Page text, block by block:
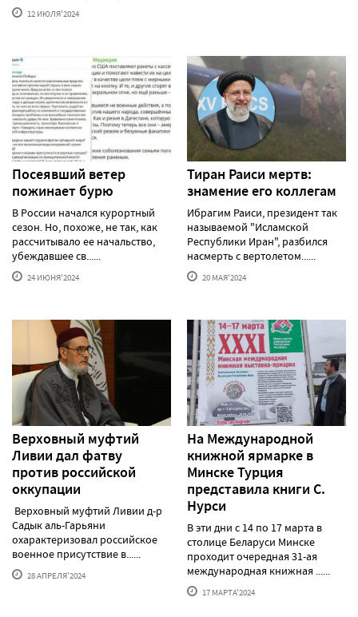
12 ИЮЛЯ'2024
Посеявший ветер
пожинает бурю
В России начался курортный
сезон. Но, похоже, не так, как
рассчитывало ее начальство,
убеждавшее св......
24 ИЮНЯ'2024
Тиран Раиси мертв:
знамение его коллегам
Ибрагим Раиси, президент так
называемой "Исламской
Республики Иран", разбился
насмерть с вертолетом......
20 МАЯ'2024
Верховный муфтий
Ливии дал фатву
против российской
оккупации
Верховный муфтий Ливии д-р
Садык аль-Гарьяни
охарактеризовал российское
военное присутствие в......
28 АПРЕЛЯ'2024
На Международной
книжной ярмарке в
Минске Турция
представила книги С.
Нурси
В эти дни с 14 по 17 марта в
столице Беларуси Минске
проходит очередная 31-ая
международная книжная ......
17 МАРТА'2024